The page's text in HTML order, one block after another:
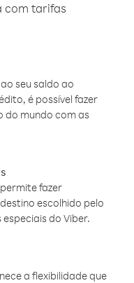
com tarifas
seu saldo ao
é possível fazer
do mundo com as
fazer
escolhido pelo
do Viber.
a flexibilidade que